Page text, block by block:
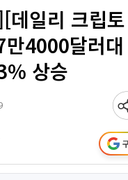
데일리 크립
만4000달러
상승